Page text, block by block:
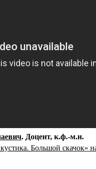
Доцент к.ф.-м.н.
Большой скачок»